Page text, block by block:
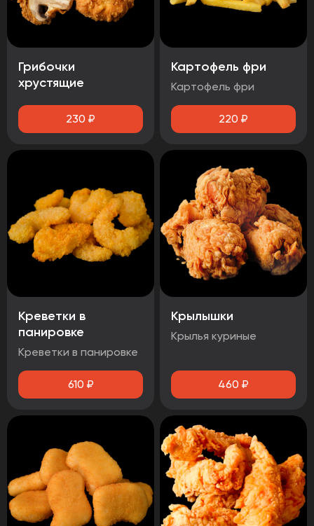
Грибочки
хрустящие
230 ₽
Картофель фри
Картофель фри
220 ₽
Креветки в
панировке
Креветки в панировке
610 ₽
Крылышки
Крылья куриные
460 ₽